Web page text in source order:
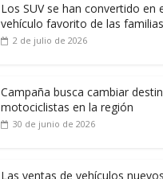
Los SUV se han convertido en
vehículo favorito de las familias
2 de julio de 2026
Campaña busca cambiar
motociclistas en la región
30 de junio de 2026
Las ventas de vehículos